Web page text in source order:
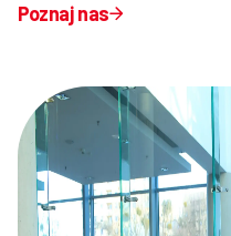
Poznaj nas